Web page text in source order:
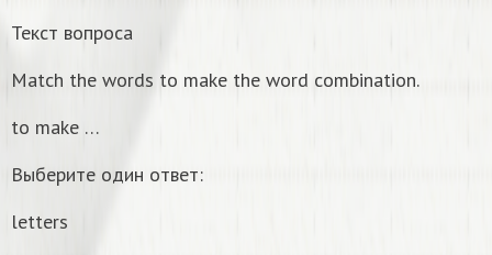
Текст вопроса
Match the words to make the word combination.
to make …
Выберите один ответ:
letters